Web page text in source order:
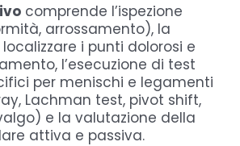
comprende l’ispezione
arrossamento), la
i punti dolorosi e
l’esecuzione di test
per menischi e legamenti
Lachman test, pivot shift,
e la valutazione della
attiva e passiva.